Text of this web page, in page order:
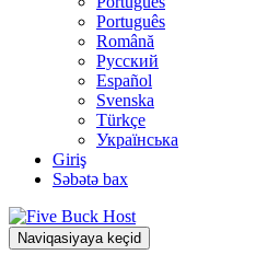
Português
Română
Русский
Español
Svenska
Türkçe
Українська
Giriş
Səbətə bax
Naviqasiyaya keçid